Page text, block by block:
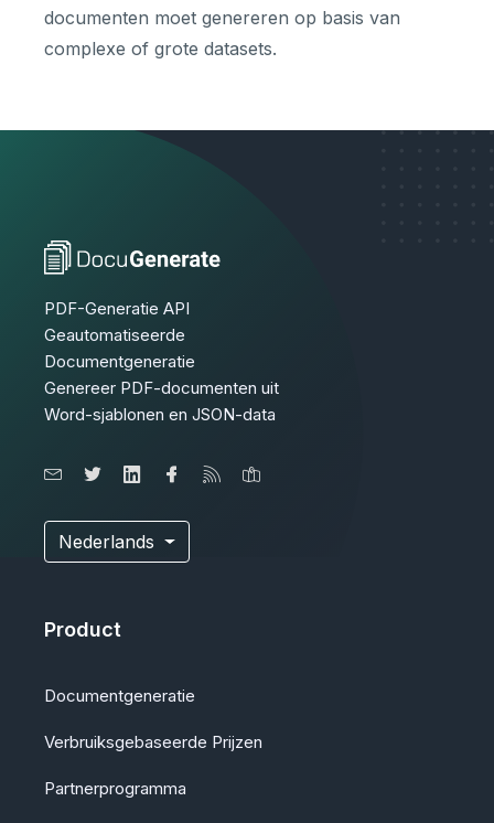
documenten moet genereren op basis van
complexe of grote datasets.
PDF-Generatie API
Geautomatiseerde
Documentgeneratie
Genereer PDF-documenten uit
Word-sjablonen en JSON-data
Nederlands
Product
Documentgeneratie
Verbruiksgebaseerde Prijzen
Partnerprogramma